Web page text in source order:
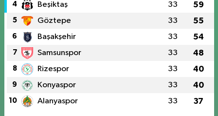
4 Beşiktaş 33 59
5 Göztepe 33 55
6 Başakşehir 33 54
7 Samsunspor 33 48
8 Rizespor 33 40
9 Konyaspor 33 40
10 Alanyaspor 33 37